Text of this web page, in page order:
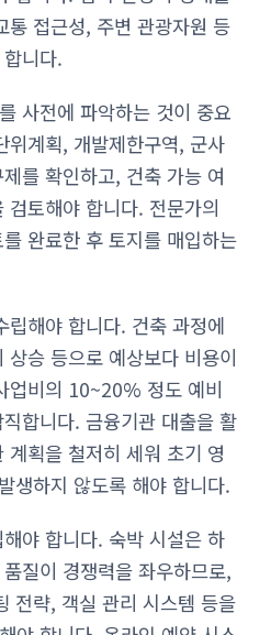
통 접근성, 주변 관광자원 등
니다.
사전에 파악하는 것이 중요
위계획, 개발제한구역, 군사
를 확인하고, 건축 가능 여
검토해야 합니다. 전문가의
완료한 후 토지를 매입하는
해야 합니다. 건축 과정에
승 등으로 예상보다 비용이
업비의 10~20% 정도 예비
합니다. 금융기관 대출을 활
계획을 철저히 세워 초기 영
생하지 않도록 해야 합니다.
야 합니다. 숙박 시설은 하
질이 경쟁력을 좌우하므로,
전략, 객실 관리 시스템 등을